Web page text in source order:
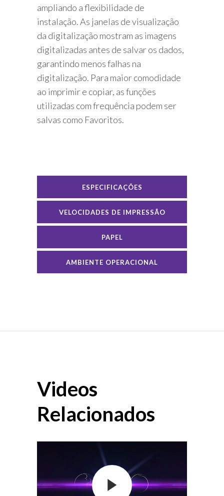
ampliando a flexibilidade de
instalação. As janelas de visualização
da digitalização mostram as imagens
digitalizadas antes de salvar os dados,
garantindo menos falhas na
digitalização. Para maior comodidade
ao imprimir e copiar, as funções
utilizadas com frequência podem ser
salvas como Favoritos.
ESPECIFICAÇÕES
VELOCIDADES DE IMPRESSÃO
PAPEL
AMBIENTE OPERACIONAL
Videos
Relacionados